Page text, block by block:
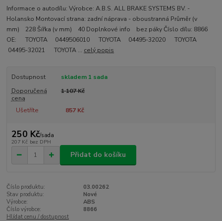
Informace o autodílu: Výrobce: A.B.S. ALL BRAKE SYSTEMS BV. -
Holansko Montovací strana: zadní náprava - oboustranná Průměr (v
mm) 228 Šířka (v mm) 40 Doplnkové info bez páky Číslo dílu: 8866
OE: TOYOTA 0449506010 TOYOTA 04495-32020 TOYOTA
04495-32021 TOYOTA ... celý popis
Dostupnost
skladem 1 sada
Doporučená
cena
1 107 Kč
Ušetříte 857 Kč
250 Kč/sada
207 Kč bez DPH
Přidat do košíku
Číslo produktu:
03.00262
Stav produktu:
Nové
Výrobce:
ABS
Číslo výrobce:
8866
Hlídat cenu / dostupnost